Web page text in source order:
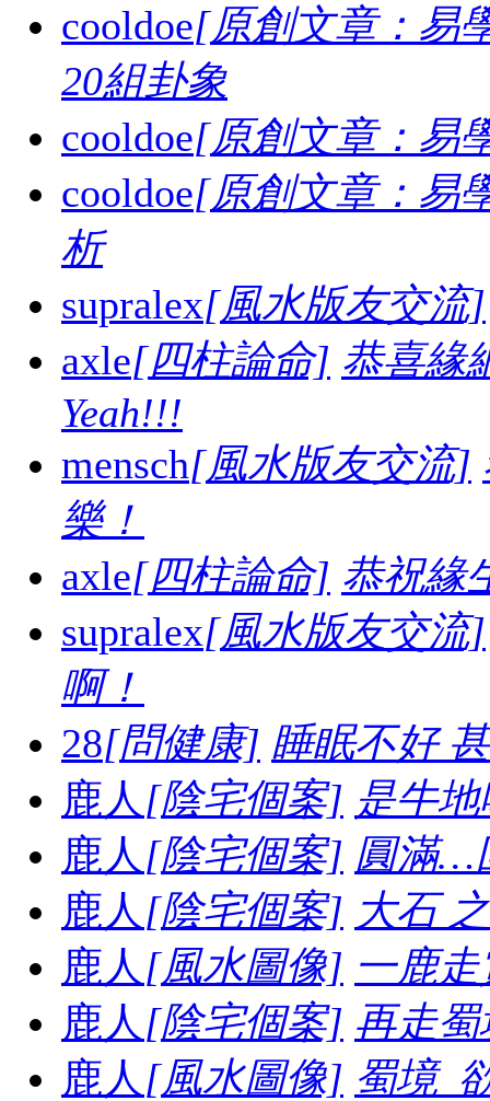
cooldoe[原創文章：易
20組卦象
cooldoe[原創文章：易
cooldoe[原創文章：易
析
supralex[風水版友交流]
axle[四柱論命] 恭喜緣
Yeah!!!
mensch[風水版友交流]
樂！
axle[四柱論命] 恭祝緣
supralex[風水版友交流]
啊！
28[問健康] 睡眠不好
鹿人 [陰宅個案] 是牛
鹿人 [陰宅個案] 圓滿…
鹿人 [陰宅個案] 大石
鹿人 [風水圖像] 一鹿
鹿人 [陰宅個案] 再走
鹿人 [風水圖像] 蜀境_